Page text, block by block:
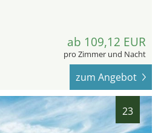
ab 109,12 EUR
pro Zimmer und Nacht
zum Angebot
23